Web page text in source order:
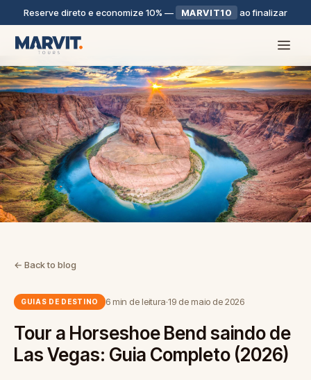
Reserve direto e economize 10% — MARVIT10 ao finalizar
← Back to blog
GUIAS DE DESTINO 6 min de leitura·19 de maio de 2026
Tour a Horseshoe Bend saindo de
Las Vegas: Guia Completo (2026)